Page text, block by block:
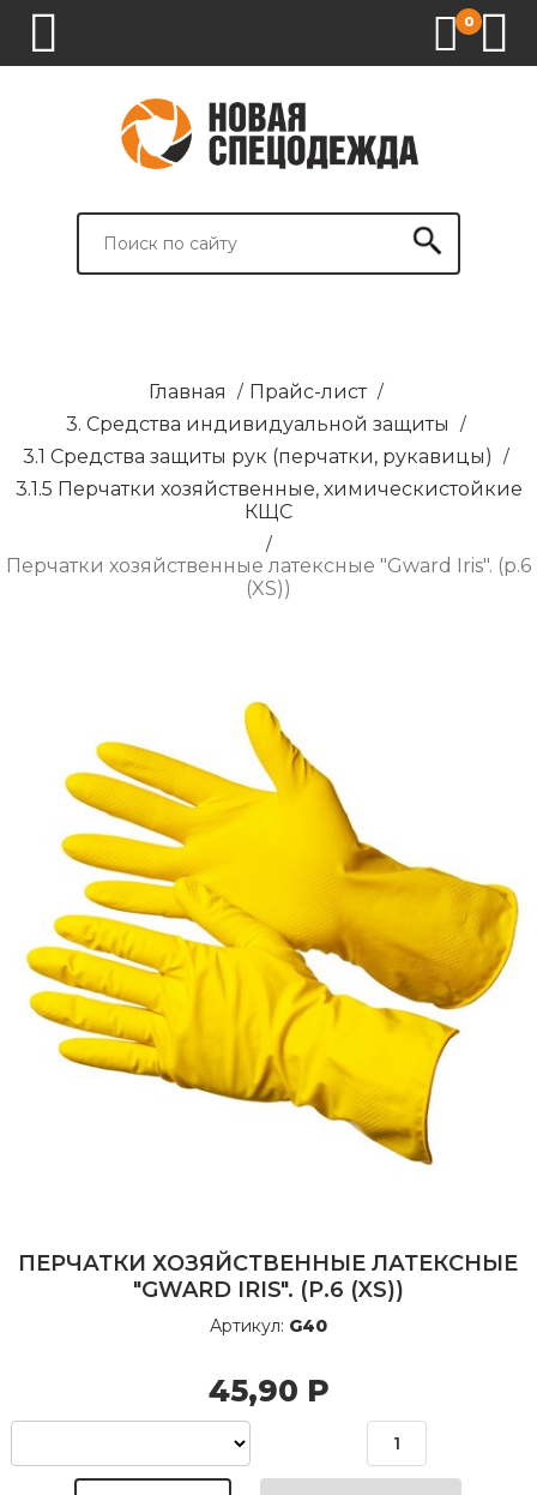
0
СПЕЦОДЕЖДА
СПЕЦОБУВЬ
СРЕДСТВА
ВСПОМОГАТЕЛЬНЫЕ
БРЕНДИРОВАНИЕ
Главная / Прайс-лист /
3. Средства индивидуальной защиты /
3.1 Средства защиты рук (перчатки, рукавицы) /
3.1.5 Перчатки хозяйственные, химическистойкие
КЩС
/
Перчатки хозяйственные латексные "Gward Iris". (р.6
(XS))
ПЕРЧАТКИ ХОЗЯЙСТВЕННЫЕ ЛАТЕКСНЫЕ
"GWARD IRIS". (Р.6 (XS))
Артикул: G40
45,90 Р